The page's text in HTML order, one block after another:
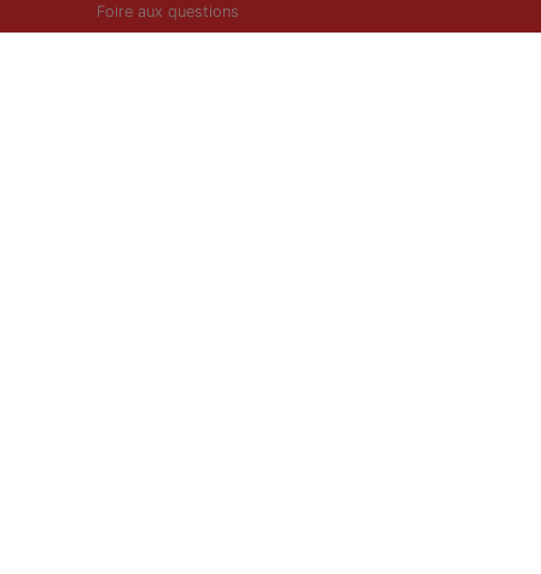
Foire aux questions